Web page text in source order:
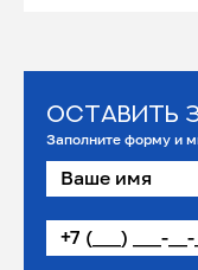
Оставить
Заполните форму и